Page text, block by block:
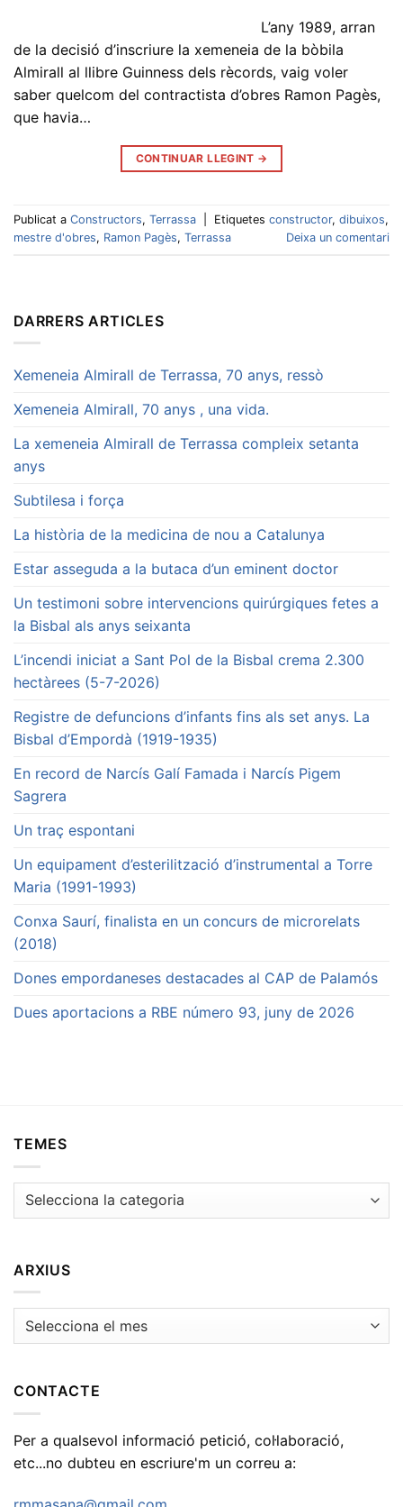
L’any 1989, arran
de la decisió d’inscriure la xemeneia de la bòbila
Almirall al llibre Guinness dels rècords, vaig voler
saber quelcom del contractista d’obres Ramon Pagès,
que havia…
CONTINUAR LLEGINT →
Publicat a Constructors, Terrassa Etiquetes constructor, dibuixos,
mestre d'obres, Ramon Pagès, Terrassa Deixa un comentari
DARRERS ARTICLES
Xemeneia Almirall de Terrassa, 70 anys, ressò
Xemeneia Almirall, 70 anys , una vida.
La xemeneia Almirall de Terrassa compleix setanta
anys
Subtilesa i força
La història de la medicina de nou a Catalunya
Estar asseguda a la butaca d’un eminent doctor
Un testimoni sobre intervencions quirúrgiques fetes a
la Bisbal als anys seixanta
L’incendi iniciat a Sant Pol de la Bisbal crema 2.300
hectàrees (5-7-2026)
Registre de defuncions d’infants fins als set anys. La
Bisbal d’Empordà (1919-1935)
En record de Narcís Galí Famada i Narcís Pigem
Sagrera
Un traç espontani
Un equipament d’esterilització d’instrumental a Torre
Maria (1991-1993)
Conxa Saurí, finalista en un concurs de microrelats
(2018)
Dones empordaneses destacades al CAP de Palamós
Dues aportacions a RBE número 93, juny de 2026
TEMES
Temes
ARXIUS
Arxius
CONTACTE
Per a qualsevol informació petició, col·laboració,
etc...no dubteu en escriure'm un correu a: